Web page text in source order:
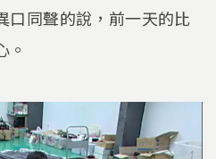
口同聲的說，前一天的比
。